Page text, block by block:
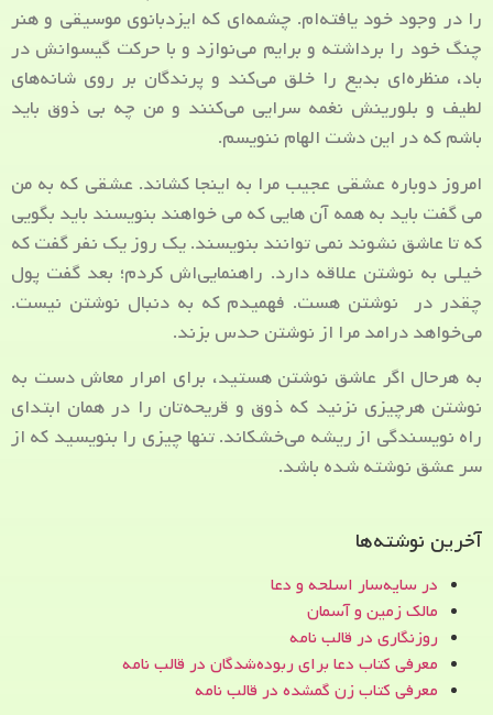
را در وجود خود یافته‌ام. چشمه‌ای که ایزدبانوی موسیقی و هنر
چنگ خود را برداشته و برایم می‌نوازد و با حرکت گیسوانش در
باد، منظره‌ای بدیع را خلق می‌کند و پرندگان بر روی شانه‌های
لطیف و بلورینش نغمه سرایی می‌کنند و من چه بی ذوق باید
باشم که در این دشت الهام ننویسم.
امروز دوباره عشقی عجیب مرا به اینجا کشاند. عشقی که به من
می گفت باید به همه آن هایی که می خواهند بنویسند باید بگویی
که تا عاشق نشوند نمی توانند بنویسند. یک روز یک نفر گفت که
خیلی به نوشتن علاقه دارد. راهنمایی‌اش کردم؛ بعد گفت پول
چقدر در نوشتن هست. فهمیدم که به دنبال نوشتن نیست.
می‌خواهد درامد مرا از نوشتن حدس بزند.
به هرحال اگر عاشق نوشتن هستید، برای امرار معاش دست به
نوشتن هرچیزی نزنید که ذوق و قریحه‌تان را در همان ابتدای
راه نویسندگی از ریشه می‌خشکاند. تنها چیزی را بنویسید که از
سر عشق نوشته شده باشد.
آخرین نوشته‌ها
در سایه‌سار اسلحه و دعا
مالک زمین و آسمان
روزنگاری در قالب نامه
معرفی کتاب دعا برای ربوده‌شدگان در قالب نامه
معرفی کتاب زن‌ گمشده در قالب نامه